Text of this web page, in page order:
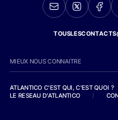
MIEUX NOUS CONNAITRE
ATLANTICO C'EST QUI, C'EST QUOI ?
LE RESEAU D'ATLANTICO
/